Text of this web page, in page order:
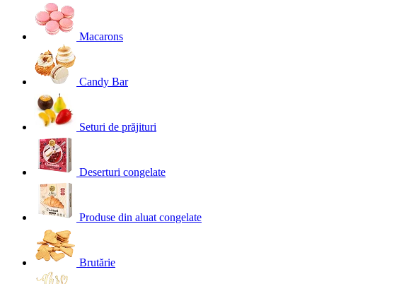
Macarons
Candy Bar
Seturi de prăjituri
Deserturi congelate
Produse din aluat congelate
Brutărie